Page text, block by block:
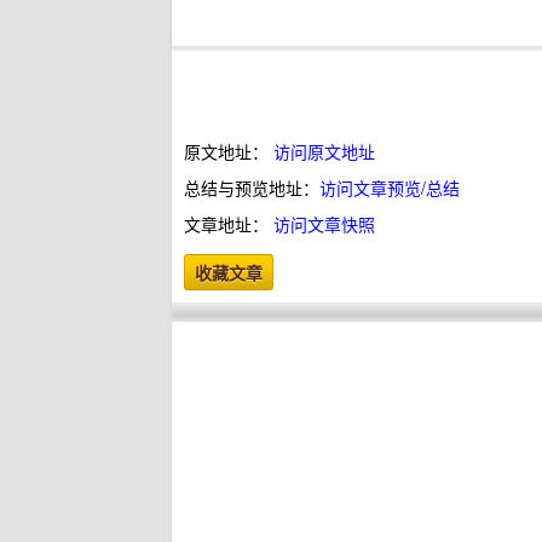
原文地址： 访问原文地址
总结与预览地址： 访问文章预览/总结
文章地址： 访问文章快照